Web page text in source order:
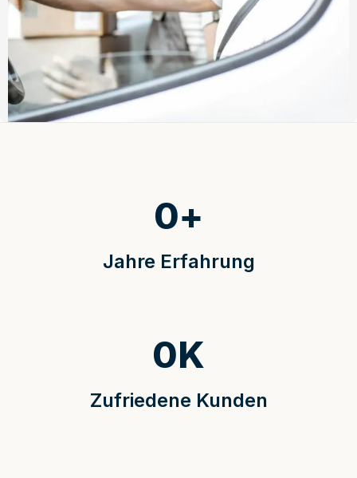
Jahre Erfahrung
0+
Zufriedene Kunden
0K